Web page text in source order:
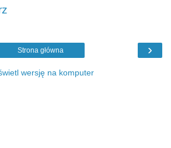
›
Strona główna
wersję na komputer